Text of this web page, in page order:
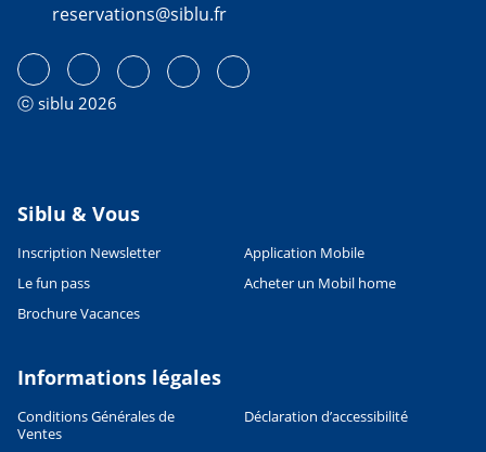
reservations@siblu.fr
ⓒ siblu 2026
Siblu & Vous
Inscription Newsletter
Application Mobile
Le fun pass
Acheter un Mobil home
Brochure Vacances
Informations légales
Conditions Générales de
Ventes
Déclaration d’accessibilité